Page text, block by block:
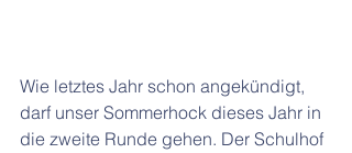
Wie letztes Jahr schon angekündigt,
darf unser Sommerhock dieses Jahr in
die zweite Runde gehen. Der Schulhof